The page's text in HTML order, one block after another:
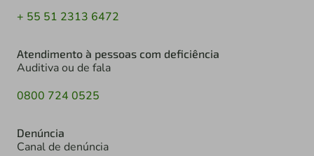
+ 55 51 2313 6472
Atendimento à pessoas com deficiência
Auditiva ou de fala
0800 724 0525
Denúncia
Canal de denúncia